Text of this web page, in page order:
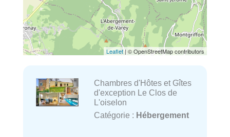
Leaflet| © OpenStreetMap contributors
Chambres d'Hôtes et Gîtes
d'exception Le Clos de
L'oiselon
Catégorie : Hébergement